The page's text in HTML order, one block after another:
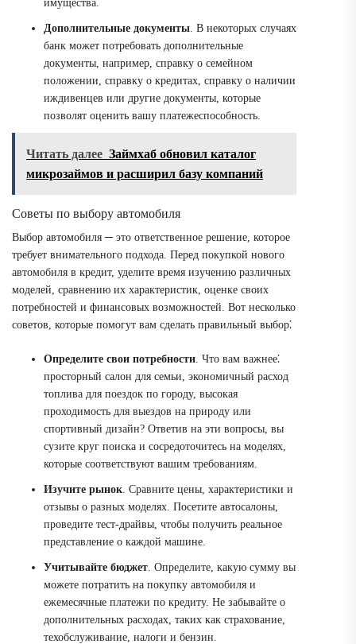
имущества.
Дополнительные документы. В некоторых случаях
банк может потребовать дополнительные
документы, например, справку о семейном
положении, справку о кредитах, справку о наличии
иждивенцев или другие документы, которые
позволят оценить вашу платежеспособность.
Читать далее Займхаб обновил каталог
микрозаймов и расширил базу компаний
Советы по выбору автомобиля
Выбор автомобиля ─ это ответственное решение, которое
требует внимательного подхода. Перед покупкой нового
автомобиля в кредит, уделите время изучению различных
моделей, сравнению их характеристик, оценке своих
потребностей и финансовых возможностей. Вот несколько
советов, которые помогут вам сделать правильный выбор⁚
Определите свои потребности. Что вам важнее⁚
просторный салон для семьи, экономичный расход
топлива для поездок по городу, высокая
проходимость для выездов на природу или
спортивный дизайн? Ответив на эти вопросы, вы
сузите круг поиска и сосредоточитесь на моделях,
которые соответствуют вашим требованиям.
Изучите рынок. Сравните цены, характеристики и
отзывы о разных моделях. Посетите автосалоны,
проведите тест-драйвы, чтобы получить реальное
представление о каждой машине.
Учитывайте бюджет. Определите, какую сумму вы
можете потратить на покупку автомобиля и
ежемесячные платежи по кредиту. Не забывайте о
дополнительных расходах, таких как страхование,
техобслуживание, налоги и бензин.